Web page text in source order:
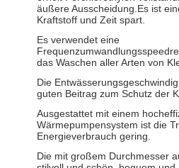
äußere Ausscheidung.Es ist
Kraftstoff und Zeit spart.
Es verwendet eine
das Waschen aller Arten von
Die
guten Beitrag zum Schutz der
Ausgestattet mit einem
Wärmepumpensystem ist die
Energieverbrauch gering.
Die mit großem Durchmesser